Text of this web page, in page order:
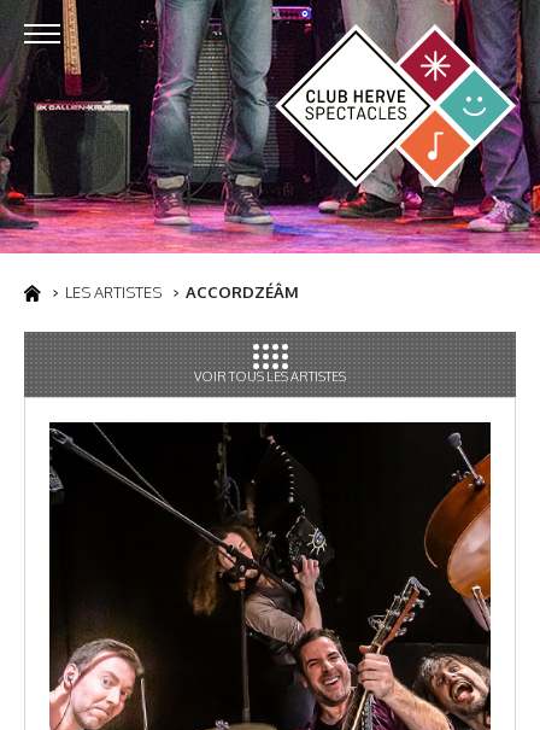
LES ARTISTES ACCORDZÉÂM
VOIR TOUS LES ARTISTES